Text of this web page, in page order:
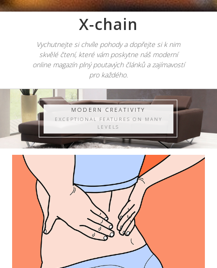
X-chain
Vychutnejte si chvíle pohody a dopřejte si k nim
skvělé čtení, které vám poskytne náš moderní
online magazín plný poutavých článků a zajímavostí
pro každého.
MODERN CREATIVITY
EXCEPTIONAL FEATURES ON MANY
LEVELS